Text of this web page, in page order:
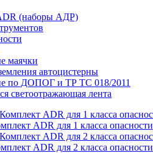
(наборы АДР)
маячки
автоцистерны
по ДОПОГ и ТР ТС 018/2011
светоотражающая лента
ADR для 1 класса опасности
ADR для 2 класса опасности